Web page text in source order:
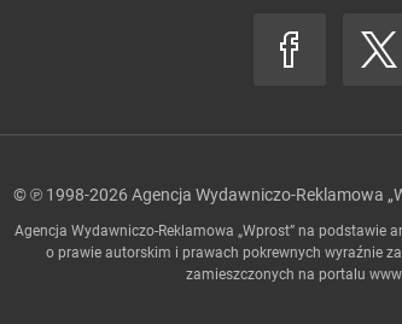
© ℗ 1998-2026 Agencja Wydawniczo-Reklamowa
Agencja Wydawniczo-Reklamowa „Wprost” na podstawie
o prawie autorskim i prawach pokrewnych wyraźnie
zamieszczonych na portalu